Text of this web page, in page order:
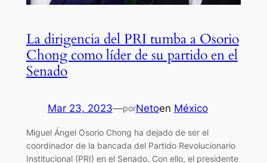
La dirigencia del PRI tumba a Osorio
Chong como líder de su partido en el
Senado
Mar 23, 2023—porNetoen México
Miguel Ángel Osorio Chong ha dejado de ser el
coordinador de la bancada del Partido Revolucionario
Institucional (PRI) en el Senado. Con ello, el presidente